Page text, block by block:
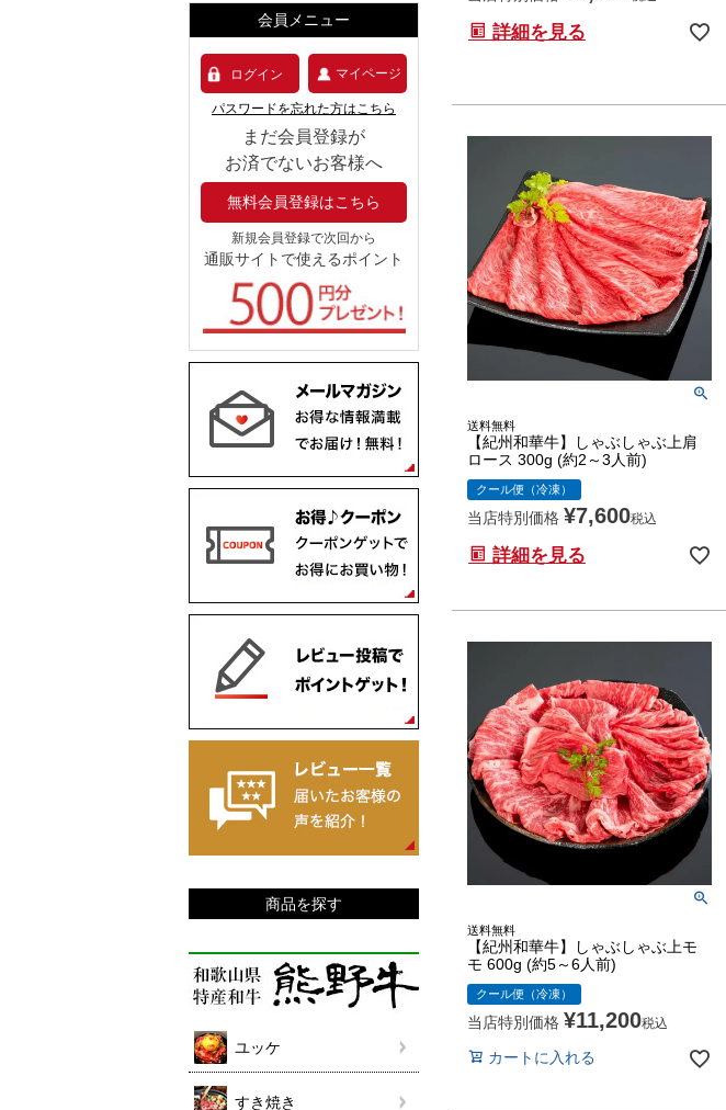
会員メニュー
ログイン マイページ
パスワードを忘れた方はこちら
まだ会員登録が
お済でないお客様へ
無料会員登録はこちら
新規会員登録で次回から
通販サイトで使えるポイント
商品を探す
ユッケ
すき焼き
詳細を見る
送料無料
【紀州和華牛】しゃぶしゃぶ上肩
ロース 300g (約2～3人前)
クール便（冷凍）
当店特別価格 ¥7,600税込
詳細を見る
送料無料
【紀州和華牛】しゃぶしゃぶ上モ
モ 600g (約5～6人前)
クール便（冷凍）
当店特別価格 ¥11,200税込
カートに入れる